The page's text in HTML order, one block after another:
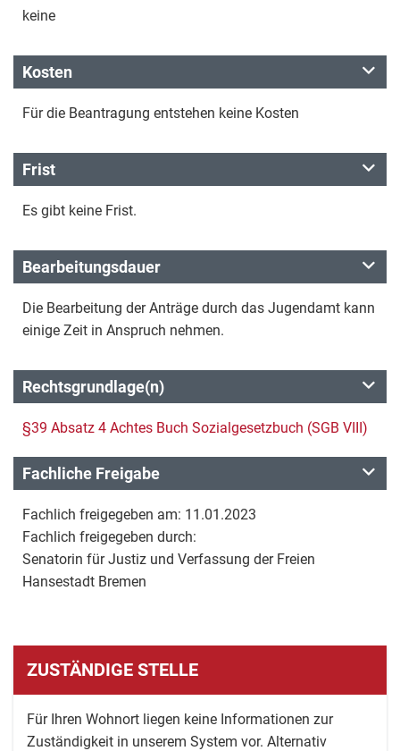
keine
Kosten
Für die Beantragung entstehen keine Kosten
Frist
Es gibt keine Frist.
Bearbeitungsdauer
Die Bearbeitung der Anträge durch das Jugendamt kann
einige Zeit in Anspruch nehmen.
Rechtsgrundlage(n)
§39 Absatz 4 Achtes Buch Sozialgesetzbuch (SGB VIII)
Fachliche Freigabe
Fachlich freigegeben am: 11.01.2023
Fachlich freigegeben durch:
Senatorin für Justiz und Verfassung der Freien
Hansestadt Bremen
ZUSTÄNDIGE STELLE
Für Ihren Wohnort liegen keine Informationen zur
Zuständigkeit in unserem System vor. Alternativ